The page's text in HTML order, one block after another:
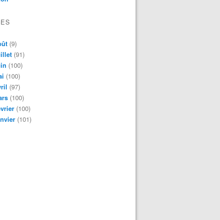
(9)
(91)
(100)
(100)
(97)
(100)
(100)
(101)